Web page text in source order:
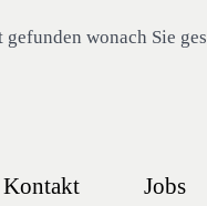
wonach Sie
Kontakt Jobs